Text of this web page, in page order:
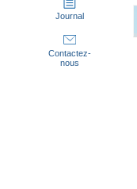
Journal
Contactez-
nous